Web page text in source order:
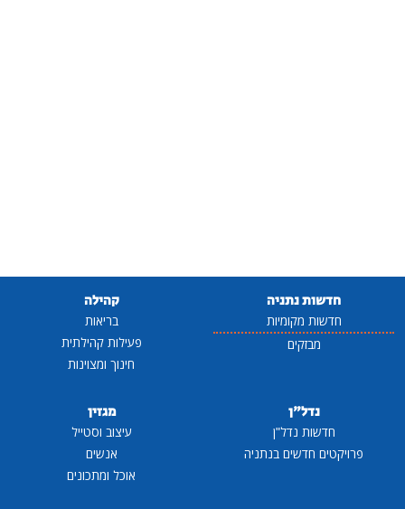
חדשות נתניה
חדשות מקומיות
מבזקים
קהילה
בריאות
פעילות קהילתית
חינוך ומצוינות
נדל"ן
חדשות נדל"ן
פרויקטים חדשים בנתניה
מגזין
עיצוב וסטייל
אנשים
אוכל ומתכונים